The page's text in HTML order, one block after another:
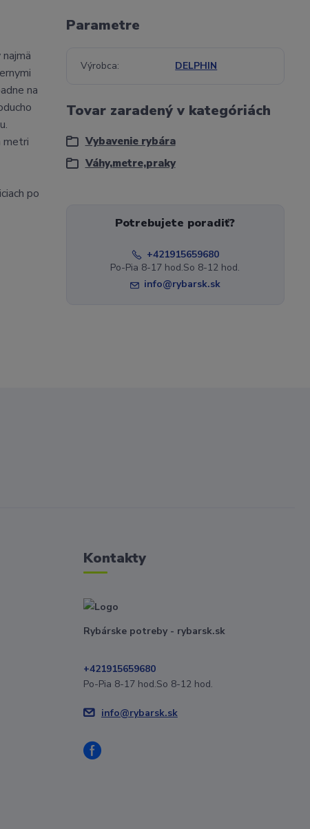
na
metri
po
Parametre
Výrobca DELPHIN
Tovar zaradený v kategóriách
Vybavenie rybára
Váhy,metre,praky
Potrebujete poradiť?
+421915659680
Po-Pia 8-17 hod.So 8-12 hod.
info@rybarsk.sk
Kontakty
Rybárske potreby - rybarsk.sk
+421915659680
Po-Pia 8-17 hod.So 8-12 hod.
info@rybarsk.sk